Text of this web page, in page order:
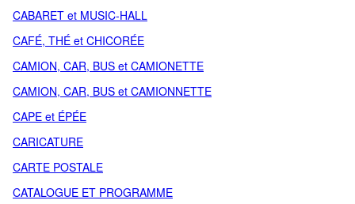
CABARET et MUSIC-HALL
CAFÉ, THÉ et CHICORÉE
CAMION, CAR, BUS et CAMIONETTE
CAMION, CAR, BUS et CAMIONNETTE
CAPE et ÉPÉE
CARICATURE
CARTE POSTALE
CATALOGUE ET PROGRAMME